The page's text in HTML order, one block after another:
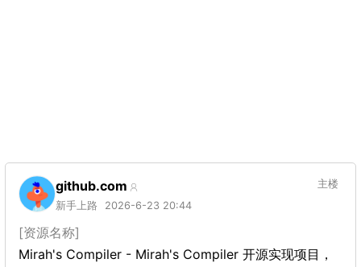
github.com
新手上路 2026-6-23 20:44
主楼
[资源名称]
Mirah's Compiler - Mirah's Compiler 开源实现项目，